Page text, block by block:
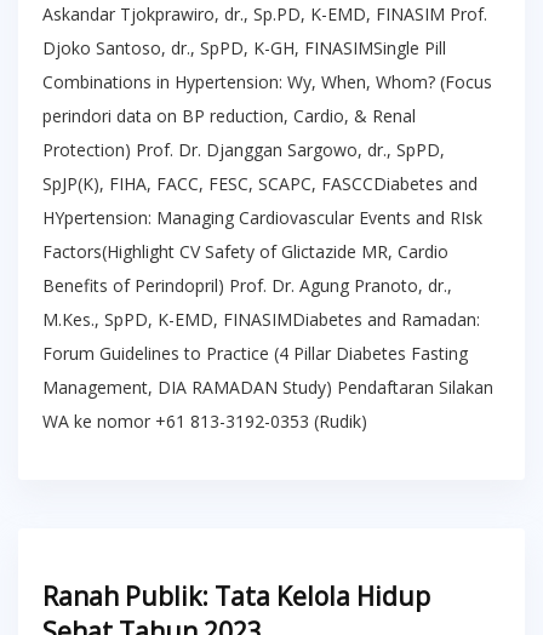
Askandar Tjokprawiro, dr., Sp.PD, K-EMD, FINASIM Prof.
Djoko Santoso, dr., SpPD, K-GH, FINASIMSingle Pill
Combinations in Hypertension: Wy, When, Whom? (Focus
perindori data on BP reduction, Cardio, & Renal
Protection) Prof. Dr. Djanggan Sargowo, dr., SpPD,
SpJP(K), FIHA, FACC, FESC, SCAPC, FASCCDiabetes and
HYpertension: Managing Cardiovascular Events and RIsk
Factors(Highlight CV Safety of Glictazide MR, Cardio
Benefits of Perindopril) Prof. Dr. Agung Pranoto, dr.,
M.Kes., SpPD, K-EMD, FINASIMDiabetes and Ramadan:
Forum Guidelines to Practice (4 Pillar Diabetes Fasting
Management, DIA RAMADAN Study) Pendaftaran Silakan
WA ke nomor +61 813-3192-0353 (Rudik)
Ranah Publik: Tata Kelola Hidup